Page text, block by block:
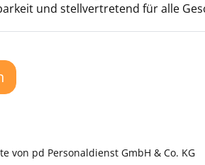
und stellvertretend für alle
von pd Personaldienst GmbH & Co. KG